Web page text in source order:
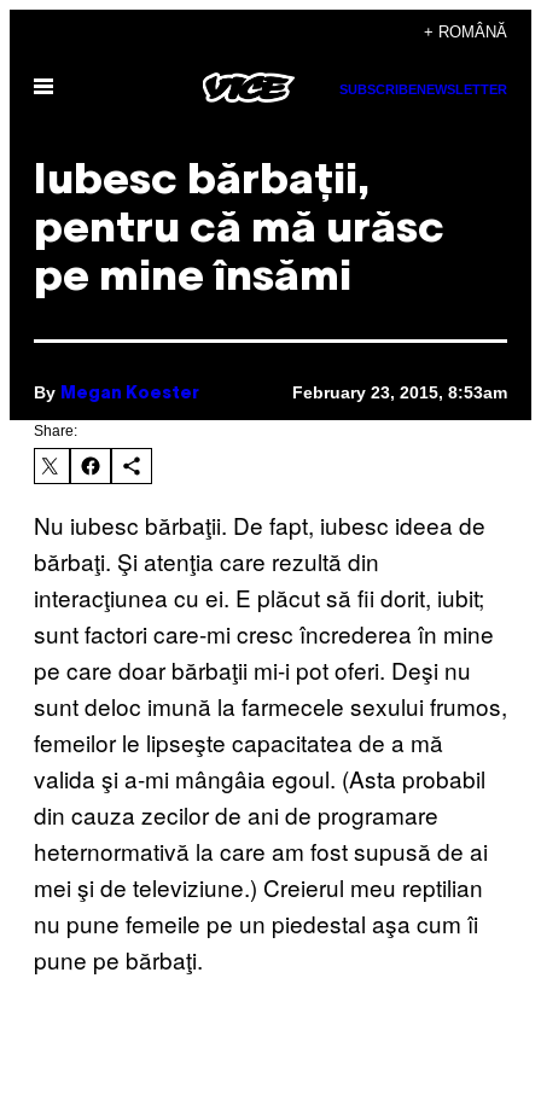
content
+ ROMÂNĂ
Open
SUBSCRIBENEWSLETTER
​Iubesc bărbaţii,
pentru că mă urăsc
pe mine însămi
By Megan Koester February 23, 2015, 8:53am
Share:
Nu iubesc bărbaţii. De fapt, iubesc ideea de
bărbaţi. Şi atenţia care rezultă din
interacţiunea cu ei. E plăcut să fii dorit, iubit;
sunt factori care-mi cresc încrederea în mine
pe care doar bărbaţii mi-i pot oferi. Deşi nu
sunt deloc imună la farmecele sexului frumos,
femeilor le lipseşte capacitatea de a mă
valida şi a-mi mângâia egoul. (Asta probabil
din cauza zecilor de ani de programare
heternormativă la care am fost supusă de ai
mei şi de televiziune.) Creierul meu reptilian
nu pune femeile pe un piedestal aşa cum îi
pune pe bărbaţi.